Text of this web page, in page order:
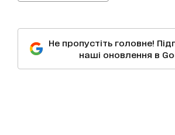
Не пропустіть головне!
наші оновлення в